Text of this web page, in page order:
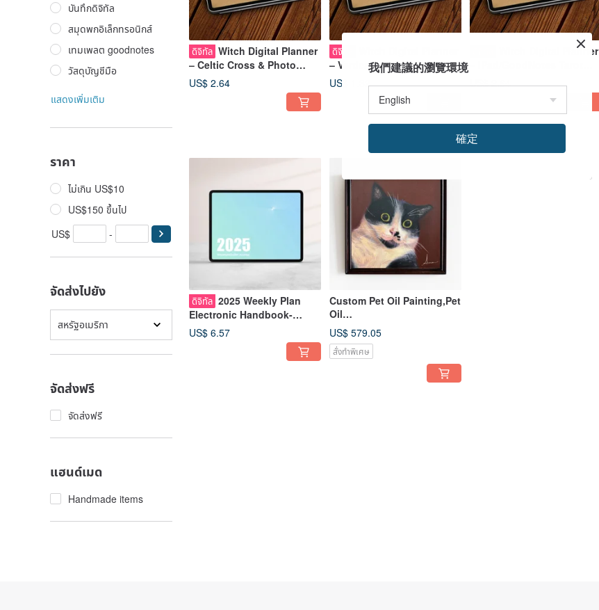
บันทึกดิจิทัล
สมุดพกอิเล็กทรอนิกส์
เทมเพลต goodnotes
วัสดุบัญชีมือ
แสดงเพิ่มเติม
ราคา
ไม่เกิน US$10
US$150 ขึ้นไป
US$
-
จัดส่งไปยัง
สหรัฐอเมริกา
จัดส่งฟรี
จัดส่งฟรี
แฮนด์เมด
Handmade items
ดิจิทัล Witch Digital Planner
– Celtic Cross & Photo
Journal (GoodNotes/iPad
Template)
US$ 2.64
ดิจิทัล
– Vertical Weekly
(GoodNotes/iPad Template
)
US$ 1.32
Witch Digital Planner
US$ 2.64
ดิจิทัล 2025 Weekly Plan
Electronic Handbook-
Goodnotes/ipad Template
(Breeze)
US$ 6.57
Custom Pet Oil Painting,Pet
Oil
Painting,Gift,Present,Pet
Portrait,Hand-Painted
US$ 579.05
สั่งทำพิเศษ
我們建議的瀏覽環境
確定